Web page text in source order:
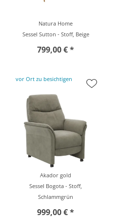
Natura Home
Sessel Sutton - Stoff, Beige
799,00 € *
vor Ort zu besichtigen
Akador gold
Sessel Bogota - Stoff,
Schlammgrün
999,00 € *